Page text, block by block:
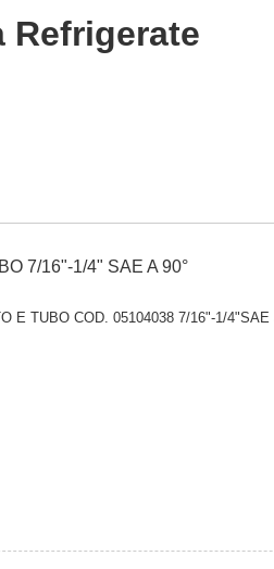
Refrigerate
7/16"-1/4" SAE A 90°
E TUBO COD. 05104038 7/16"-1/4"SAE